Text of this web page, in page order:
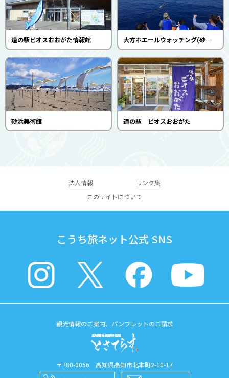
道の駅ビオスおおがた情報館 大方ホエールウォッチング(砂浜美術館)
砂浜美術館 道の駅 ビオスおおがた
法人情報
リンク集
このサイトについて
こうち旅ネット公式 SNS
観光情報のご案内、パンフレットのご請求
〒780-0056 高知県高知市北本町2-10-17